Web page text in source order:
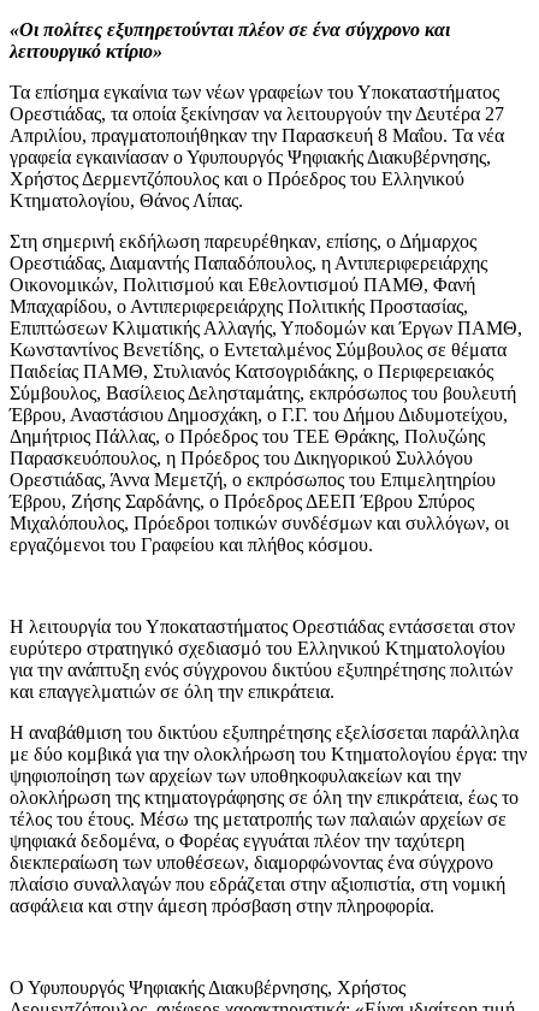
«Οι πολίτες εξυπηρετούνται πλέον σε ένα σύγχρονο και
λειτουργικό κτίριο»
Τα επίσημα εγκαίνια των νέων γραφείων του Υποκαταστήματος
Ορεστιάδας, τα οποία ξεκίνησαν να λειτουργούν την Δευτέρα 27
Απριλίου, πραγματοποιήθηκαν την Παρασκευή 8 Μαΐου. Τα νέα
γραφεία εγκαινίασαν ο Υφυπουργός Ψηφιακής Διακυβέρνησης,
Χρήστος Δερμεντζόπουλος και ο Πρόεδρος του Ελληνικού
Κτηματολογίου, Θάνος Λίπας.
Στη σημερινή εκδήλωση παρευρέθηκαν, επίσης, ο Δήμαρχος
Ορεστιάδας, Διαμαντής Παπαδόπουλος, η Αντιπεριφερειάρχης
Οικονομικών, Πολιτισμού και Εθελοντισμού ΠΑΜΘ, Φανή
Μπαχαρίδου, ο Αντιπεριφερειάρχης Πολιτικής Προστασίας,
Επιπτώσεων Κλιματικής Αλλαγής, Υποδομών και Έργων ΠΑΜΘ,
Κωνσταντίνος Βενετίδης, ο Εντεταλμένος Σύμβουλος σε θέματα
Παιδείας ΠΑΜΘ, Στυλιανός Κατσογριδάκης, ο Περιφερειακός
Σύμβουλος, Βασίλειος Δελησταμάτης, εκπρόσωπος του βουλευτή
Έβρου, Αναστάσιου Δημοσχάκη, ο Γ.Γ. του Δήμου Διδυμοτείχου,
Δημήτριος Πάλλας, ο Πρόεδρος του ΤΕΕ Θράκης, Πολυζώης
Παρασκευόπουλος, η Πρόεδρος του Δικηγορικού Συλλόγου
Ορεστιάδας, Άννα Μεμετζή, ο εκπρόσωπος του Επιμελητηρίου
Έβρου, Ζήσης Σαρδάνης, ο Πρόεδρος ΔΕΕΠ Έβρου Σπύρος
Μιχαλόπουλος, Πρόεδροι τοπικών συνδέσμων και συλλόγων, οι
εργαζόμενοι του Γραφείου και πλήθος κόσμου.
Η λειτουργία του Υποκαταστήματος Ορεστιάδας εντάσσεται στον
ευρύτερο στρατηγικό σχεδιασμό του Ελληνικού Κτηματολογίου
για την ανάπτυξη ενός σύγχρονου δικτύου εξυπηρέτησης πολιτών
και επαγγελματιών σε όλη την επικράτεια.
Η αναβάθμιση του δικτύου εξυπηρέτησης εξελίσσεται παράλληλα
με δύο κομβικά για την ολοκλήρωση του Κτηματολογίου έργα: την
ψηφιοποίηση των αρχείων των υποθηκοφυλακείων και την
ολοκλήρωση της κτηματογράφησης σε όλη την επικράτεια, έως το
τέλος του έτους. Μέσω της μετατροπής των παλαιών αρχείων σε
ψηφιακά δεδομένα, ο Φορέας εγγυάται πλέον την ταχύτερη
διεκπεραίωση των υποθέσεων, διαμορφώνοντας ένα σύγχρονο
πλαίσιο συναλλαγών που εδράζεται στην αξιοπιστία, στη νομική
ασφάλεια και στην άμεση πρόσβαση στην πληροφορία.
Ο Υφυπουργός Ψηφιακής Διακυβέρνησης, Χρήστος